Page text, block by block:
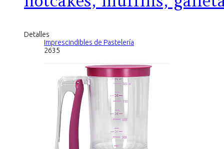
Detalles
Imprescindibles de Pastelería
2635